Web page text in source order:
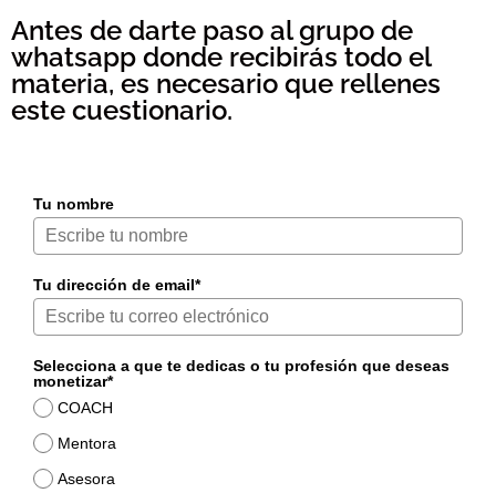
Antes de darte paso al grupo de
whatsapp donde recibirás todo el
materia, es necesario que rellenes
este cuestionario.
Tu nombre
Tu dirección de email*
Selecciona a que te dedicas o tu profesión que deseas
monetizar*
COACH
Mentora
Asesora